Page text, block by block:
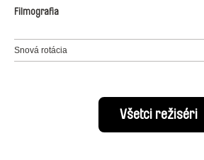
Filmografia
Snová rotácia
Všetci režiséri